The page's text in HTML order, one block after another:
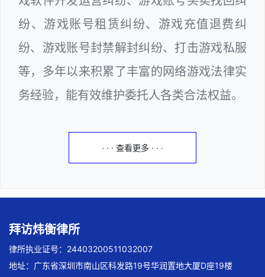
纷、游戏账号租赁纠纷、游戏充值退费纠
纷、游戏账号封禁解封纠纷、打击游戏私服
等，多年以来积累了丰富的网络游戏法律实
务经验，能有效维护委托人各类合法权益。
· · · 查看更多 · · ·
拜访炜衡律所
律所执业证号：24403200511032007
地址：广东省深圳市南山区科发路19号华润置地大厦D座19楼